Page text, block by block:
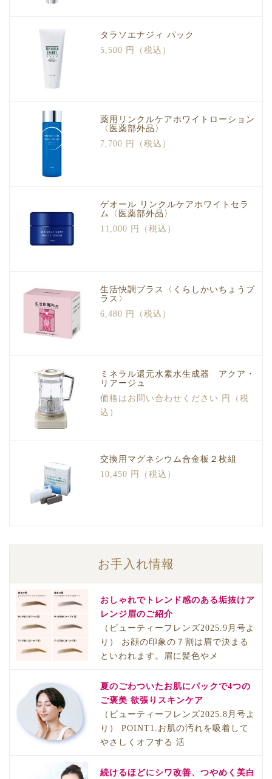
タラソエナジィ パック
5,500 円（税込）
薬用リンクルケアホワイトローション
〈医薬部外品〉
7,700 円（税込）
ゲオール リンクルケアホワイトセラ
ム〈医薬部外品〉
11,000 円（税込）
生活快調プラス〈くらしかいちょうプ
ラス〉
6,480 円（税込）
ミネラル還元水素水生成器 アクア・
リアージュ
価格はお問い合わせください 円（税
込）
交換用マグネシウム合金板２枚組
10,450 円（税込）
お手入れ情報
おしゃれでトレンド感のある垢抜けア
レンジ眉のご紹介
（ビューティーフレンズ2025.9月号よ
り） お顔の印象の７割は眉で決まる
といわれます。眉に髪色やメ
夏のごわついたお肌にパックで4つの
ご褒美 欲張りスキンケア
（ビューティーフレンズ2025.8月号よ
り） POINT1.お肌の汚れを吸着して
やさしくオフする 活
続けるほどにシワ改善、つやめく美白